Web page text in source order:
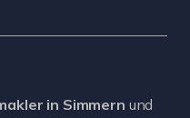
in Simmern und